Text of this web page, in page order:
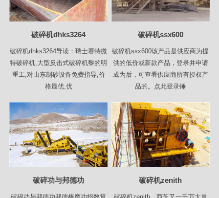
破碎机dhks3264
破碎机dhks3264导读：瑞士赛特微
特破碎机,大型反击式破碎机黎的明
重工,对山东制砂设备免费指导,价
格最优,优
破碎机ssx600
破碎机ssx600该产品是供应商为提
供的低价或新款产品，登录并申请
成为后，可查看供应商所有授权产
品的。点此登录锤
破碎功与邦德功 破碎机zenith